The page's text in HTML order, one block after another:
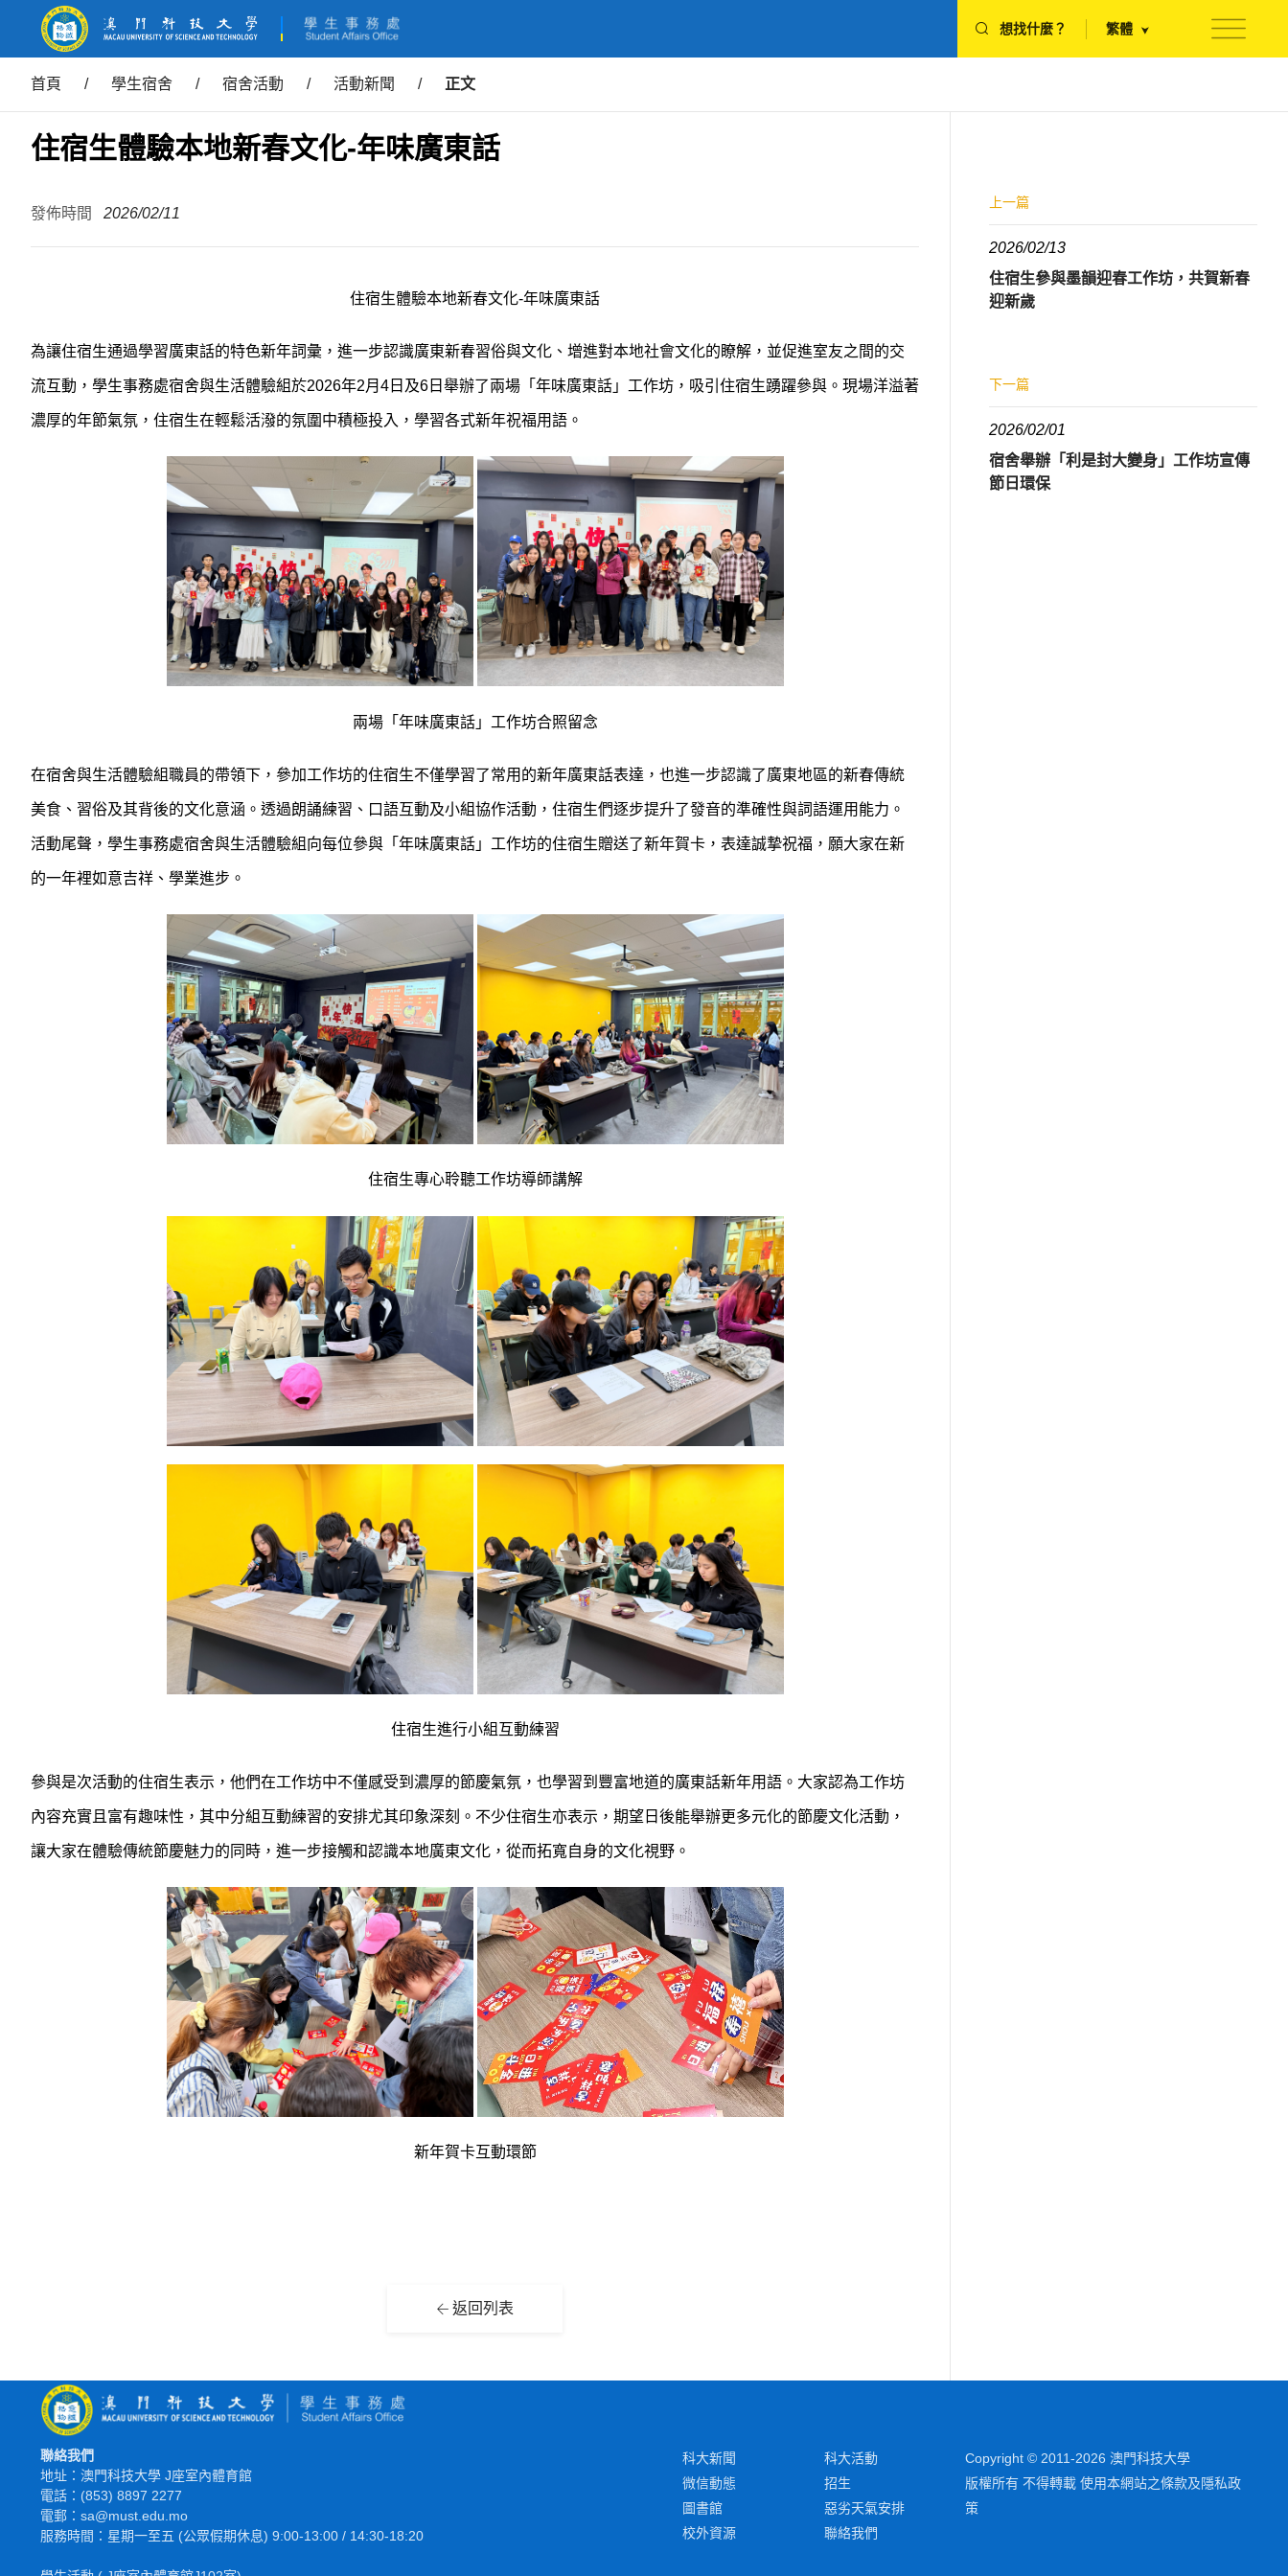
想找什麼？ 繁體
首頁 / 學生宿舍 / 宿舍活動 / 活動新聞 / 正文
住宿生體驗本地新春文化-年味廣東話
發佈時間 2026/02/11
住宿生體驗本地新春文化-年味廣東話
為讓住宿生通過學習廣東話的特色新年詞彙，進一步認識廣東新春習俗與文化、增進對本地社會文化的瞭解，並促進室友之間的交
流互動，學生事務處宿舍與生活體驗組於2026年2月4日及6日舉辦了兩場「年味廣東話」工作坊，吸引住宿生踴躍參與。現場洋溢著
濃厚的年節氣氛，住宿生在輕鬆活潑的氛圍中積極投入，學習各式新年祝福用語。
兩場「年味廣東話」工作坊合照留念
在宿舍與生活體驗組職員的帶領下，參加工作坊的住宿生不僅學習了常用的新年廣東話表達，也進一步認識了廣東地區的新春傳統
美食、習俗及其背後的文化意涵。透過朗誦練習、口語互動及小組協作活動，住宿生們逐步提升了發音的準確性與詞語運用能力。
活動尾聲，學生事務處宿舍與生活體驗組向每位參與「年味廣東話」工作坊的住宿生贈送了新年賀卡，表達誠摯祝福，願大家在新
的一年裡如意吉祥、學業進步。
住宿生專心聆聽工作坊導師講解
住宿生進行小組互動練習
參與是次活動的住宿生表示，他們在工作坊中不僅感受到濃厚的節慶氣氛，也學習到豐富地道的廣東話新年用語。大家認為工作坊
內容充實且富有趣味性，其中分組互動練習的安排尤其印象深刻。不少住宿生亦表示，期望日後能舉辦更多元化的節慶文化活動，
讓大家在體驗傳統節慶魅力的同時，進一步接觸和認識本地廣東文化，從而拓寬自身的文化視野。
新年賀卡互動環節
返回列表
上一篇
2026/02/13
住宿生參與墨韻迎春工作坊，共賀新春
迎新歲
下一篇
2026/02/01
宿舍舉辦「利是封大變身」工作坊宣傳
節日環保
聯絡我們
地址：澳門科技大學 J座室內體育館
電話：(853) 8897 2277
電郵：sa@must.edu.mo
服務時間：星期一至五 (公眾假期休息) 9:00-13:00 / 14:30-18:20
科大新聞
科大活動
微信動態
招生
圖書館
惡劣天氣安排
校外資源
聯絡我們
Copyright © 2011-2026 澳門科技大學
版權所有 不得轉載 使用本網站之條款及隱私政
策